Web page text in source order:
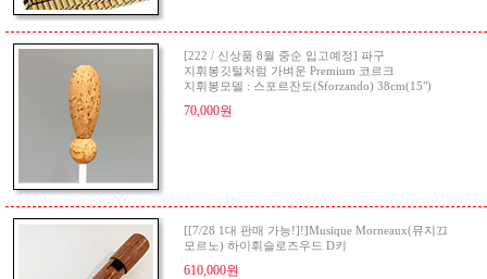
[222 / 신상품 8월 중순 입고예정] 파구
지휘봉깃털처럼 가벼운 Premium 코르크
지휘봉모델 : 스포르잔도(Sforzando) 38cm(15")
70,000원
[[7/28 1대 판매 가능!]!]Musique Morneaux(뮤지끄
모르노) 하이휘슬로즈우드 D키
610,000원